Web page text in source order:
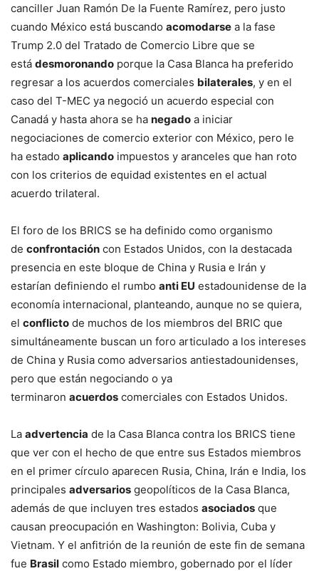
canciller Juan Ramón De la Fuente Ramírez, pero justo
cuando México está buscando acomodarse a la fase
Trump 2.0 del Tratado de Comercio Libre que se
está desmoronando porque la Casa Blanca ha preferido
regresar a los acuerdos comerciales bilaterales, y en el
caso del T-MEC ya negoció un acuerdo especial con
Canadá y hasta ahora se ha negado a iniciar
negociaciones de comercio exterior con México, pero le
ha estado aplicando impuestos y aranceles que han roto
con los criterios de equidad existentes en el actual
acuerdo trilateral.
El foro de los BRICS se ha definido como organismo
de confrontación con Estados Unidos, con la destacada
presencia en este bloque de China y Rusia e Irán y
estarían definiendo el rumbo anti EU estadounidense de la
economía internacional, planteando, aunque no se quiera,
el conflicto de muchos de los miembros del BRIC que
simultáneamente buscan un foro articulado a los intereses
de China y Rusia como adversarios antiestadounidenses,
pero que están negociando o ya
terminaron acuerdos comerciales con Estados Unidos.
La advertencia de la Casa Blanca contra los BRICS tiene
que ver con el hecho de que entre sus Estados miembros
en el primer círculo aparecen Rusia, China, Irán e India, los
principales adversarios geopolíticos de la Casa Blanca,
además de que incluyen tres estados asociados que
causan preocupación en Washington: Bolivia, Cuba y
Vietnam. Y el anfitrión de la reunión de este fin de semana
fue Brasil como Estado miembro, gobernado por el líder